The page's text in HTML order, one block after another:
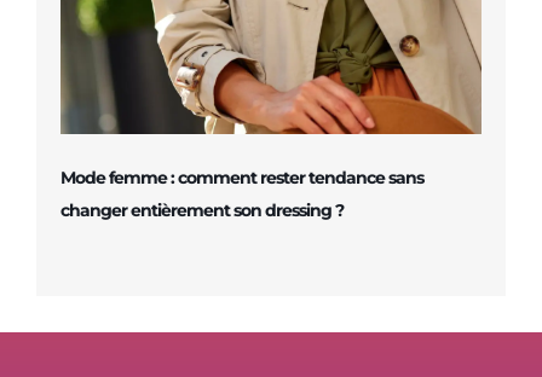
Mode femme : comment rester tendance sans
changer entièrement son dressing ?